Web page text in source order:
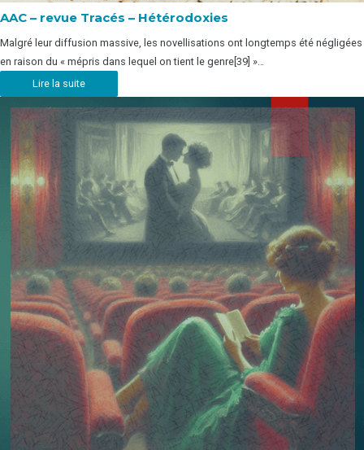
AAC – revue Tracés – Hétérodoxies
Malgré leur diffusion massive, les novellisations ont longtemps été négligées
en raison du « mépris dans lequel on tient le genre[39] »…
Lire la suite